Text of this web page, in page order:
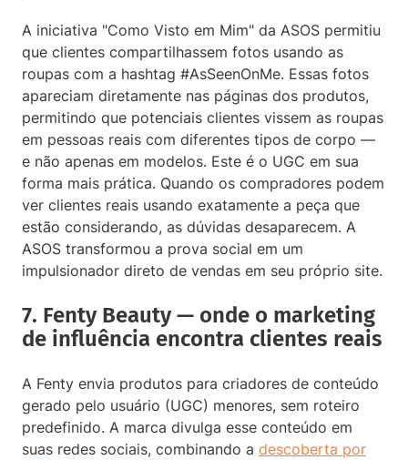
A iniciativa "Como Visto em Mim" da ASOS permitiu
que clientes compartilhassem fotos usando as
roupas com a hashtag #AsSeenOnMe. Essas fotos
apareciam diretamente nas páginas dos produtos,
permitindo que potenciais clientes vissem as roupas
em pessoas reais com diferentes tipos de corpo —
e não apenas em modelos. Este é o UGC em sua
forma mais prática. Quando os compradores podem
ver clientes reais usando exatamente a peça que
estão considerando, as dúvidas desaparecem. A
ASOS transformou a prova social em um
impulsionador direto de vendas em seu próprio site.
7. Fenty Beauty — onde o marketing
de influência encontra clientes reais
A Fenty envia produtos para criadores de conteúdo
gerado pelo usuário (UGC) menores, sem roteiro
predefinido. A marca divulga esse conteúdo em
suas redes sociais, combinando a descoberta por